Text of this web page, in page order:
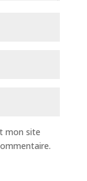
mon site